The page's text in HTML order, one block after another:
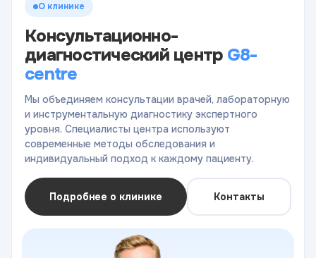
О клинике
Консультационно-
диагностический центр G8-
centre
Мы объединяем консультации врачей, лабораторную
и инструментальную диагностику экспертного
уровня. Специалисты центра используют
современные методы обследования и
индивидуальный подход к каждому пациенту.
Подробнее о клинике Контакты